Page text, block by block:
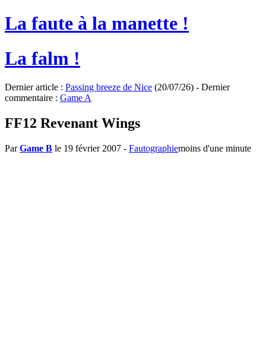
La faute à la manette !
La falm !
Dernier article : Passing breeze de Nice (20/07/26) - Dernier
commentaire : Game A
FF12 Revenant Wings
ParGame B le 19 février 2007 - Fautographiemoins d'une minute